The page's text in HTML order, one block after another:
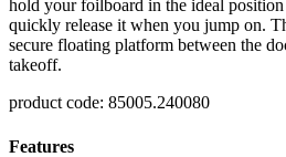
hold your foilboard in the ideal
quickly release it when you jump on.
secure floating platform between the
takeoff.
product code: 85005.240080
Features